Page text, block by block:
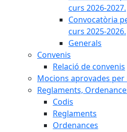
curs 2026-2027.
Convocatòria
curs 2025-2026.
Generals
Convenis
Relació de convenis
Mocions aprovades per
Reglaments,
Codis
Reglaments
Ordenances